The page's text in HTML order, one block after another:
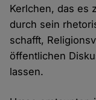
Kerlchen, das es
durch sein
schafft,
öffentlichen
lassen.